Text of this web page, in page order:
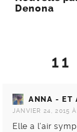
Denona
11
ANNA - ET
JANVIER 24, 2015
Elle a l’air